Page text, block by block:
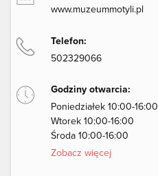
www.muzeummotyli.pl
Telefon:
502329066
Godziny otwarcia:
Poniedziałek 10:00-16:00
Wtorek 10:00-16:00
Środa 10:00-16:00
Zobacz więcej